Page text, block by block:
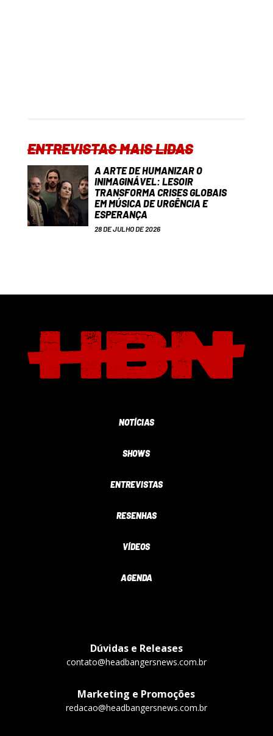
ENTREVISTAS MAIS LIDAS
A ARTE DE HUMANIZAR O
INIMAGINÁVEL: LESOIR
TRANSFORMA CRISES GLOBAIS
EM MÚSICA DE URGÊNCIA E
ESPERANÇA
28 DE JULHO DE 2026
NOTÍCIAS
SHOWS
ENTREVISTAS
RESENHAS
VÍDEOS
AGENDA
Dúvidas e Releases
contato@headbangersnews.com.br
Marketing e Promoções
redacao@headbangersnews.com.br